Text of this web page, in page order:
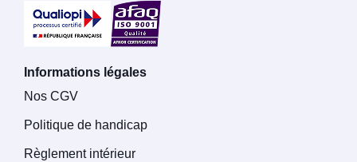
Informations légales
Nos CGV
Politique de handicap
Règlement intérieur